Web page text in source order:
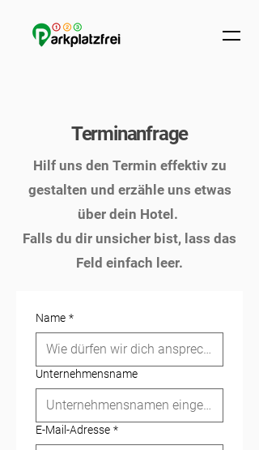
Terminanfrage
Hilf uns den Termin effektiv zu
gestalten und erzähle uns etwas
über dein Hotel.
Falls du dir unsicher bist, lass das
Feld einfach leer.
Name *
Unternehmensname
E-Mail-Adresse *